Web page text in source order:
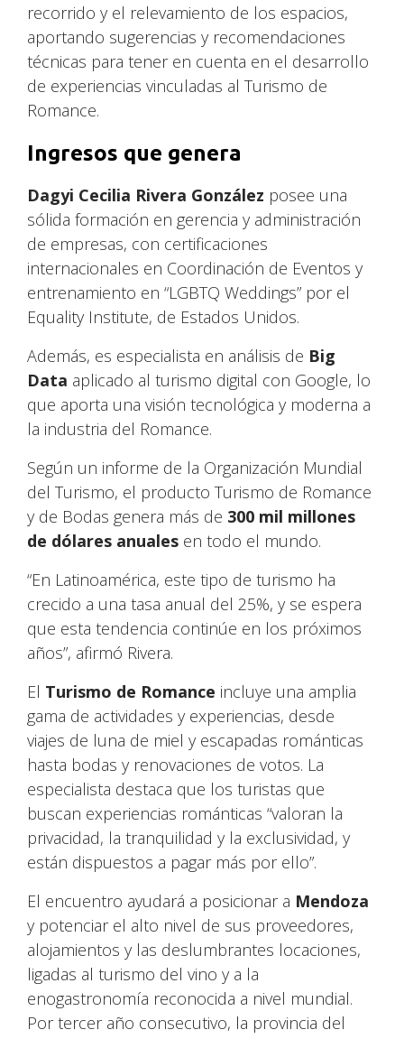
recorrido y el relevamiento de los espacios,
aportando sugerencias y recomendaciones
técnicas para tener en cuenta en el desarrollo
de experiencias vinculadas al Turismo de
Romance.
Ingresos que genera
Dagyi Cecilia Rivera González posee una
sólida formación en gerencia y administración
de empresas, con certificaciones
internacionales en Coordinación de Eventos y
entrenamiento en “LGBTQ Weddings” por el
Equality Institute, de Estados Unidos.
Además, es especialista en análisis de Big
Data aplicado al turismo digital con Google, lo
que aporta una visión tecnológica y moderna a
la industria del Romance.
Según un informe de la Organización Mundial
del Turismo, el producto Turismo de Romance
y de Bodas genera más de 300 mil millones
de dólares anuales en todo el mundo.
“En Latinoamérica, este tipo de turismo ha
crecido a una tasa anual del 25%, y se espera
que esta tendencia continúe en los próximos
años”, afirmó Rivera.
El Turismo de Romance incluye una amplia
gama de actividades y experiencias, desde
viajes de luna de miel y escapadas románticas
hasta bodas y renovaciones de votos. La
especialista destaca que los turistas que
buscan experiencias románticas “valoran la
privacidad, la tranquilidad y la exclusividad, y
están dispuestos a pagar más por ello”.
El encuentro ayudará a posicionar a Mendoza
y potenciar el alto nivel de sus proveedores,
alojamientos y las deslumbrantes locaciones,
ligadas al turismo del vino y a la
enogastronomía reconocida a nivel mundial.
Por tercer año consecutivo, la provincia del